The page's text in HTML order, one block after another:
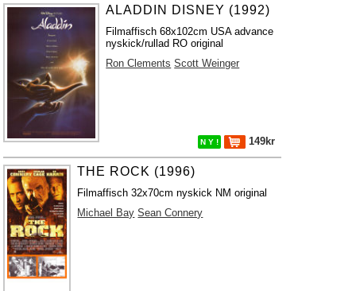
ALADDIN DISNEY (1992)
Filmaffisch 68x102cm USA advance
nyskick/rullad RO original
Ron Clements Scott Weinger
N Y ! 149kr
THE ROCK (1996)
Filmaffisch 32x70cm nyskick NM original
Michael Bay Sean Connery